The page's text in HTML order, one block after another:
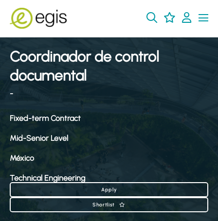
Coordinador de control
documental
-
Fixed-term Contract
Mid-Senior Level
México
Technical Engineering
Apply
Shortlist